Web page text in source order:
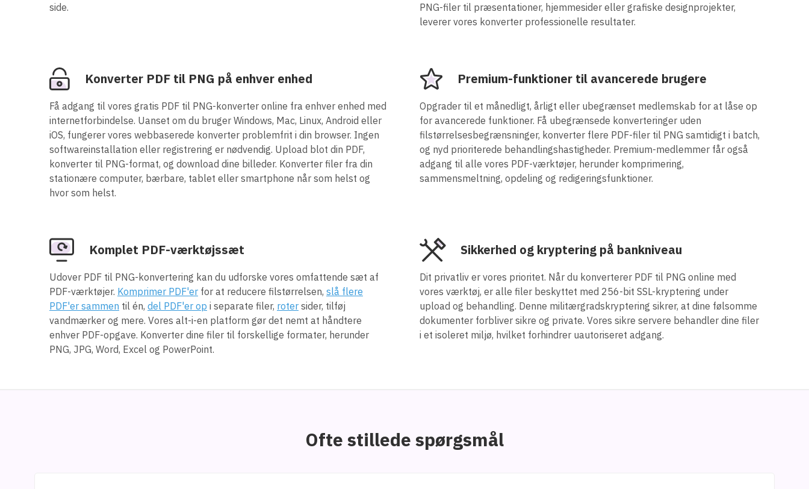
side.
PNG-filer til præsentationer, hjemmesider eller grafiske designprojekter,
leverer vores konverter professionelle resultater.
Konverter PDF til PNG på enhver enhed
Få adgang til vores gratis PDF til PNG-konverter online fra enhver enhed med
internetforbindelse. Uanset om du bruger Windows, Mac, Linux, Android eller
iOS, fungerer vores webbaserede konverter problemfrit i din browser. Ingen
softwareinstallation eller registrering er nødvendig. Upload blot din PDF,
konverter til PNG-format, og download dine billeder. Konverter filer fra din
stationære computer, bærbare, tablet eller smartphone når som helst og
hvor som helst.
Premium-funktioner til avancerede brugere
Opgrader til et månedligt, årligt eller ubegrænset medlemskab for at låse op
for avancerede funktioner. Få ubegrænsede konverteringer uden
filstørrelsesbegrænsninger, konverter flere PDF-filer til PNG samtidigt i batch,
og nyd prioriterede behandlingshastigheder. Premium-medlemmer får også
adgang til alle vores PDF-værktøjer, herunder komprimering,
sammensmeltning, opdeling og redigeringsfunktioner.
Komplet PDF-værktøjssæt
Udover PDF til PNG-konvertering kan du udforske vores omfattende sæt af
PDF-værktøjer. Komprimer PDF'er for at reducere filstørrelsen, slå flere
PDF'er sammen til én, del PDF'er op i separate filer, roter sider, tilføj
vandmærker og mere. Vores alt-i-en platform gør det nemt at håndtere
enhver PDF-opgave. Konverter dine filer til forskellige formater, herunder
PNG, JPG, Word, Excel og PowerPoint.
Sikkerhed og kryptering på bankniveau
Dit privatliv er vores prioritet. Når du konverterer PDF til PNG online med
vores værktøj, er alle filer beskyttet med 256-bit SSL-kryptering under
upload og behandling. Denne militærgradskryptering sikrer, at dine følsomme
dokumenter forbliver sikre og private. Vores sikre servere behandler dine filer
i et isoleret miljø, hvilket forhindrer uautoriseret adgang.
Ofte stillede spørgsmål